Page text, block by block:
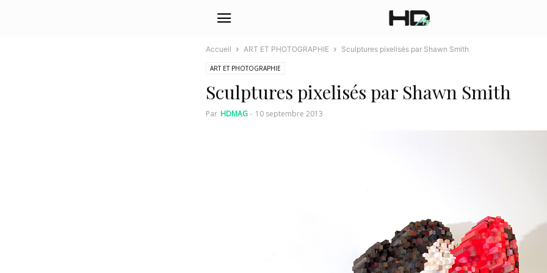
Accueil ART ET PHOTOGRAPHIE Sculptures pixelisés par Shawn Smith
ART ET PHOTOGRAPHIE
Sculptures pixelisés par Shawn Smith
Par HDMAG- 10 septembre 2013